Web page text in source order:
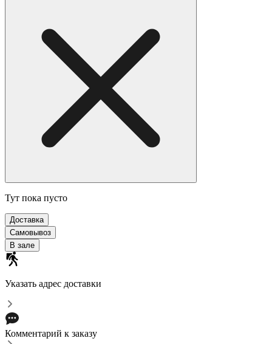
Тут пока пусто
Доставка
Самовывоз
В зале
Указать адрес доставки
Комментарий к заказу